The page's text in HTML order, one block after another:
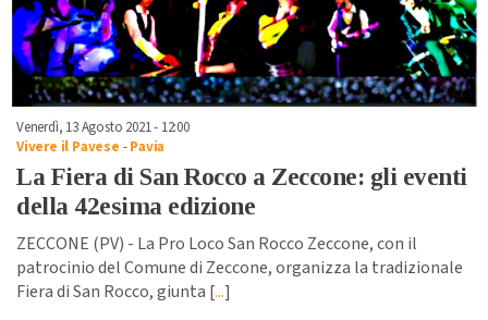
Venerdì, 13 Agosto 2021 - 12:00
Vivere il Pavese -Pavia
La Fiera di San Rocco a Zeccone: gli eventi
della 42esima edizione
ZECCONE (PV) - La Pro Loco San Rocco Zeccone, con il
patrocinio del Comune di Zeccone, organizza la tradizionale
Fiera di San Rocco, giunta [...]